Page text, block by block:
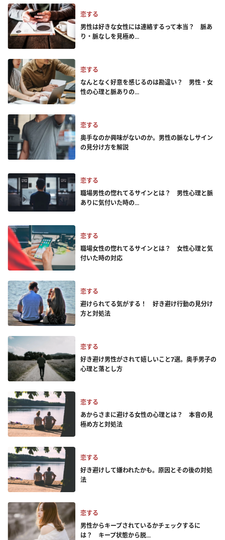
恋する
男性は好きな女性には連絡するって本当？ 脈あ
り・脈なしを見極め...
恋する
なんとなく好意を感じるのは勘違い？ 男性・女
性の心理と脈ありの...
恋する
奥手なのか興味がないのか。男性の脈なしサイン
の見分け方を解説
恋する
職場男性の惚れてるサインとは？ 男性心理と脈
ありに気付いた時の...
恋する
職場女性の惚れてるサインとは？ 女性心理と気
付いた時の対応
恋する
避けられてる気がする！ 好き避け行動の見分け
方と対処法
恋する
好き避け男性がされて嬉しいこと7選。奥手男子の
心理と落とし方
恋する
あからさまに避ける女性の心理とは？ 本音の見
極め方と対処法
恋する
好き避けして嫌われたかも。原因とその後の対処
法
恋する
男性からキープされているかチェックするに
は？ キープ状態から脱...